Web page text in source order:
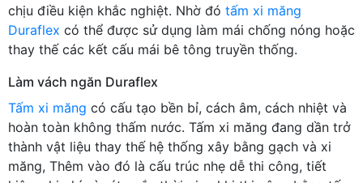
chịu điều kiện khắc nghiệt. Nhờ đó tấm xi măng
Duraflex có thể được sử dụng làm mái chống nóng hoặc
thay thế các kết cấu mái bê tông truyền thống.
Làm vách ngăn Duraflex
Tấm xi măng có cấu tạo bền bỉ, cách âm, cách nhiệt và
hoàn toàn không thấm nước. Tấm xi măng đang dần trở
thành vật liệu thay thế hệ thống xây bằng gạch và xi
măng, Thêm vào đó là cấu trúc nhẹ dễ thi công, tiết